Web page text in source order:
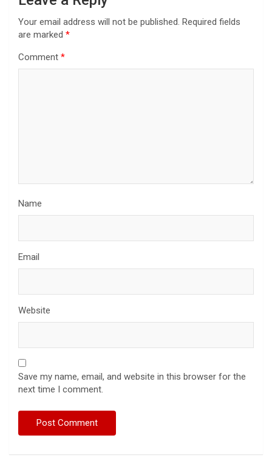
Your email address will not be published. Required fields
are marked *
Comment *
Name
Email
Website
Save my name, email, and website in this browser for the
next time I comment.